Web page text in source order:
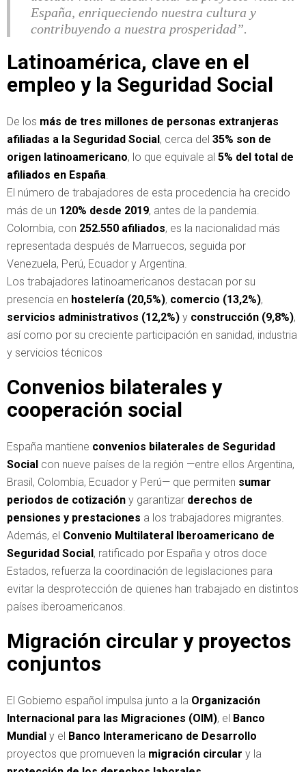
España, enriqueciendo nuestra cultura y
contribuyendo a nuestra prosperidad”.
Latinoamérica, clave en el
empleo y la Seguridad Social
De los más de tres millones de personas extranjeras
afiliadas a la Seguridad Social, cerca del 35% son de
origen latinoamericano, lo que equivale al 5% del total de
afiliados en España
El número de trabajadores de esta procedencia ha crecido
más de un 120% desde 2019, antes de la pandemia.
Colombia, con 252.550 afiliados, es la nacionalidad más
representada después de Marruecos, seguida por
Venezuela, Perú, Ecuador y Argentina.
Los trabajadores latinoamericanos destacan por su
presencia en hostelería (20,5%), comercio (13,2%),
servicios administrativos (12,2%) y construcción (9,8%),
así como por su creciente participación en sanidad, industria
y servicios técnicos
Convenios bilaterales y
cooperación social
España mantiene convenios bilaterales de Seguridad
Social con nueve países de la región —entre ellos Argentina,
Brasil, Colombia, Ecuador y Perú— que permiten sumar
periodos de cotización y garantizar derechos de
pensiones y prestaciones a los trabajadores migrantes.
Además, el Convenio Multilateral Iberoamericano de
Seguridad Social, ratificado por España y otros doce
Estados, refuerza la coordinación de legislaciones para
evitar la desprotección de quienes han trabajado en distintos
países iberoamericanos.
Migración circular y proyectos
conjuntos
El Gobierno español impulsa junto a la Organización
Internacional para las Migraciones (OIM), el Banco
Mundial y el Banco Interamericano de Desarrollo
proyectos que promueven la migración circular y la